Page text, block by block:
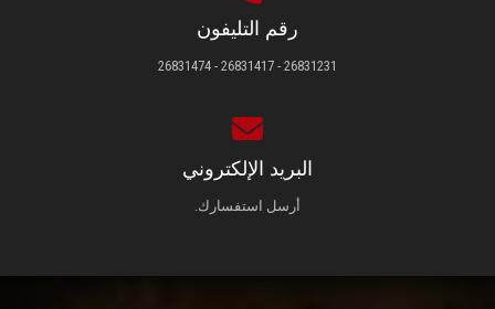
رقم التليفون
26831231 - 26831417 - 26831474
البريد الإلكتروني
أرسل استفسارك.